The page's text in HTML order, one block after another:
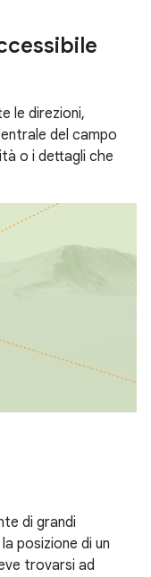
le direzioni,
del campo
o i dettagli che
di grandi
posizione di un
trovarsi ad